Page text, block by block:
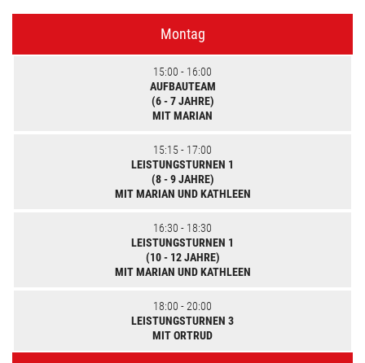
Montag
15:00 - 16:00
AUFBAUTEAM
(6 - 7 JAHRE)
MIT MARIAN
15:15 - 17:00
LEISTUNGSTURNEN 1
(8 - 9 JAHRE)
MIT MARIAN UND KATHLEEN
16:30 - 18:30
LEISTUNGSTURNEN 1
(10 - 12 JAHRE)
MIT MARIAN UND KATHLEEN
18:00 - 20:00
LEISTUNGSTURNEN 3
MIT ORTRUD